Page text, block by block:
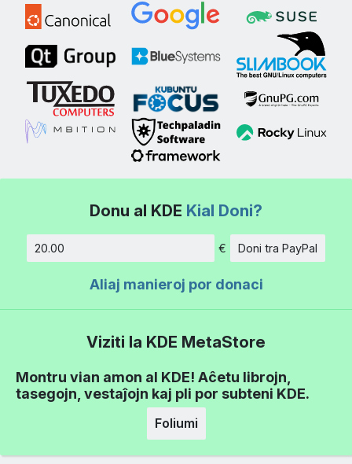
Donu al KDE Kial Doni?
€ Doni tra PayPal
Aliaj manieroj por donaci
Viziti la KDE MetaStore
Montru vian amon al KDE! Aĉetu librojn,
tasegojn, vestaĵojn kaj pli por subteni KDE.
Foliumi